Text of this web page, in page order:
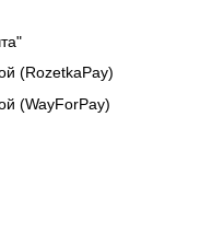
(RozetkaPay)
(WayForPay)